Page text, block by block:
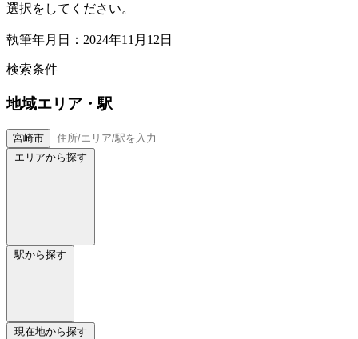
選択をしてください。
執筆年月日：2024年11月12日
検索条件
地域エリア・駅
宮崎市
エリアから探す
駅から探す
現在地から探す